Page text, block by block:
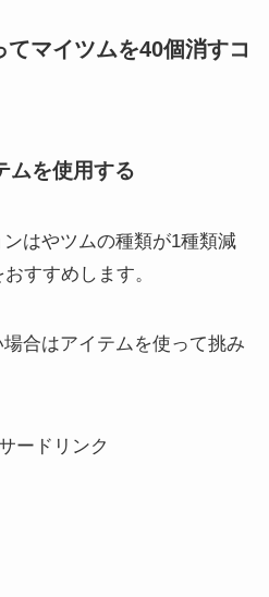
マイツムを40個消すコ
ムを使用する
はやツムの種類が1種類減
すすめします。
合はアイテムを使って挑み
ードリンク